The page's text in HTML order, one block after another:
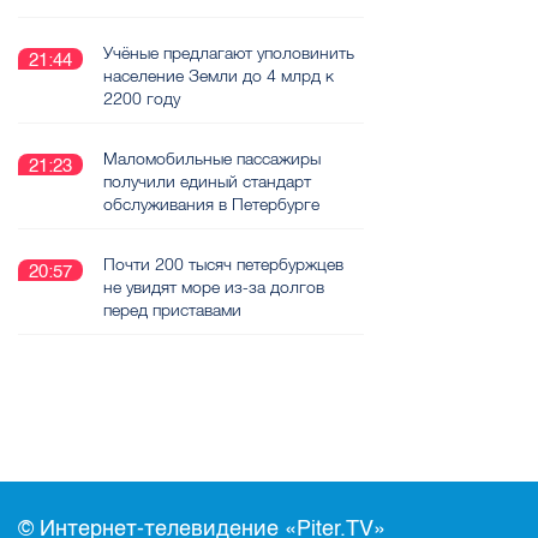
21:44
Учёные предлагают уполовинить
население Земли до 4 млрд к
2200 году
21:23
Маломобильные пассажиры
получили единый стандарт
обслуживания в Петербурге
20:57
Почти 200 тысяч петербуржцев
не увидят море из-за долгов
перед приставами
© Интернет-телевидение «Piter.TV»